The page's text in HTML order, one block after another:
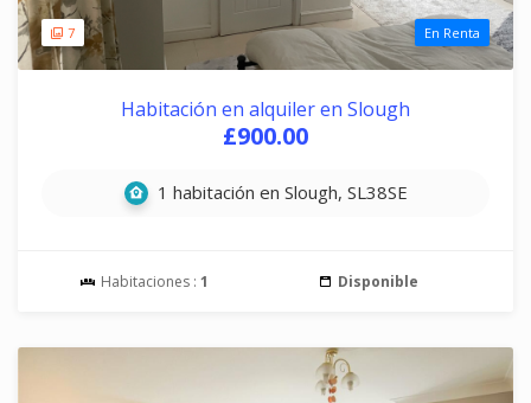
7 En Renta
Habitación en alquiler en Slough
£900.00
1 habitación en Slough, SL38SE
Habitaciones : 1 Disponible